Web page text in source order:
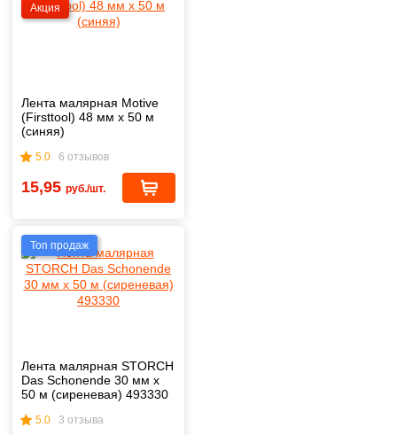
Акция
Лента малярная Motive
(Firsttool) 48 мм х 50 м
(синяя)
5.0 6 отзывов
15,95 руб./шт.
Топ продаж
Лента малярная STORCH
Das Schonende 30 мм х
50 м (сиреневая) 493330
5.0 3 отзыва